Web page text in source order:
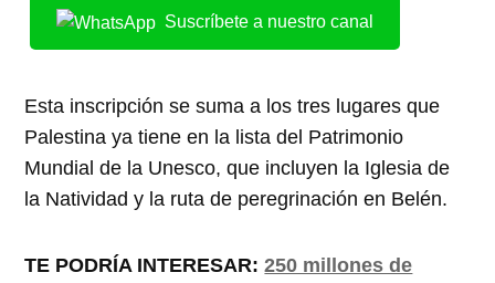
Suscríbete a nuestro canal
Esta inscripción se suma a los tres lugares que
Palestina ya tiene en la lista del Patrimonio
Mundial de la Unesco, que incluyen la Iglesia de
la Natividad y la ruta de peregrinación en Belén.
TE PODRÍA INTERESAR:250 millones de